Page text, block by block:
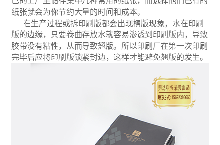
纸张就会为你节约大量的时间和成本。
在生产过程或拆印刷版都会出现檫版现象，水在印刷
版的边缘，只要卷曲存放水就容易渗透到印刷版内，导致
胶带没有粘性，从而导致翘版。所以印刷厂在第一次印刷
完毕后应将印刷版锁紧封边，这样才能避免翘版的发生。